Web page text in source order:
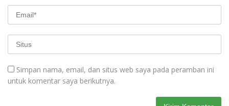
Simpan nama, email, dan situs web saya pada peramban ini
untuk komentar saya berikutnya.